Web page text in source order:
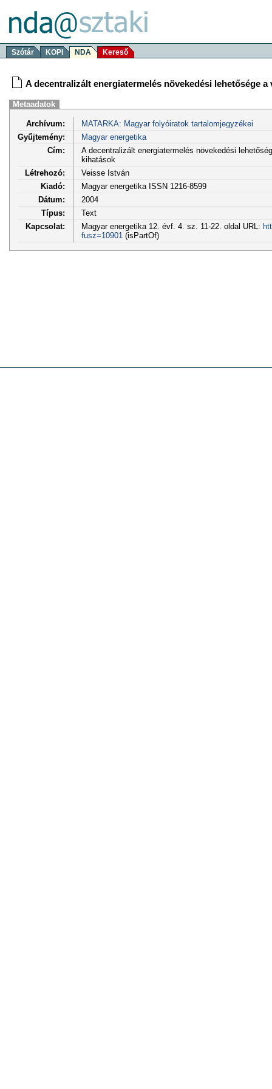
Szótár KOPI NDA Kereső
A decentralizált energiatermelés növekedési lehetősége
Metaadatok
Archívum:
MATARKA: Magyar folyóiratok tartalomjegyzékei
Gyűjtemény:
Magyar energetika
Cím:
A decentralizált energiatermelés növekedési
kihatások
Létrehozó:
Veisse István
Kiadó:
Magyar energetika ISSN 1216-8599
Dátum:
2004
Típus:
Text
Kapcsolat:
Magyar energetika 12. évf. 4. sz. 11-22. oldal URL:
fusz=10901 (isPartOf)